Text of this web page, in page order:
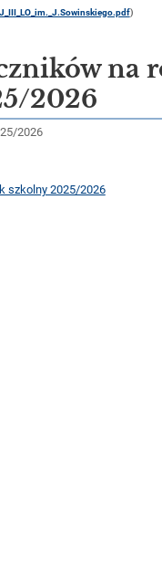
)
na
2026
2026
szkolny 2025/2026